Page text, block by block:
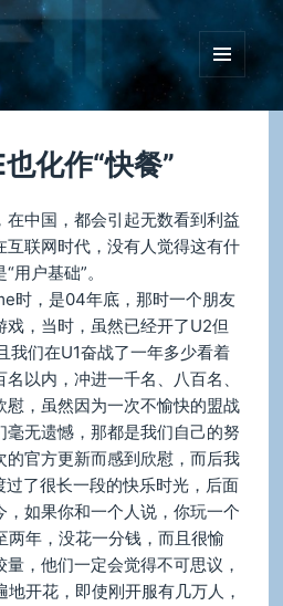
化作“快餐”
中国，都会引起无数看到利益
互联网时代，没有人觉得这有什
用户基础”。
时，是04年底，那时一个朋友
戏，当时，虽然已经开了U2但
我们在U1奋战了一年多少看着
以内，冲进一千名、八百名、
慰，虽然因为一次不愉快的盟战
无遗憾，那都是我们自己的努
的官方更新而感到欣慰，而后我
了很长一段的快乐时光，后面
，如果你和一个人说，你玩一个
两年，没花一分钱，而且很愉
，他们一定会觉得不可思议，
地开花，即使刚开服有几万人，